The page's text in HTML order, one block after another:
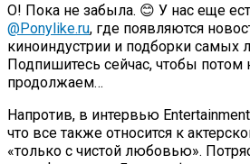
О! Пока не забыла. 😊 У нас еще
@Ponylike.ru, где появляются
киноиндустрии и подборки самых
Подпишитесь сейчас, чтобы потом
продолжаем…
Напротив, в интервью
что все также относится к
«только с чистой любовью».